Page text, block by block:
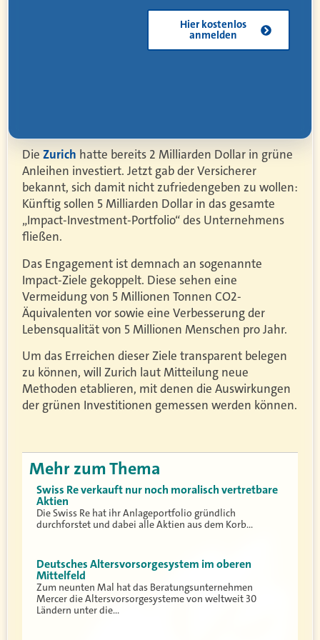
Kostenlos
herunterladen
Die Zurich hatte bereits 2 Milliarden Dollar in grüne
Anleihen investiert. Jetzt gab der Versicherer
bekannt, sich damit nicht zufriedengeben zu wollen:
Künftig sollen 5 Milliarden Dollar in das gesamte
„Impact-Investment-Portfolio“ des Unternehmens
fließen.
Das Engagement ist demnach an sogenannte
Impact-Ziele gekoppelt. Diese sehen eine
Vermeidung von 5 Millionen Tonnen CO2-
Äquivalenten vor sowie eine Verbesserung der
Lebensqualität von 5 Millionen Menschen pro Jahr.
Um das Erreichen dieser Ziele transparent belegen
zu können, will Zurich laut Mitteilung neue
Methoden etablieren, mit denen die Auswirkungen
der grünen Investitionen gemessen werden können.
Mehr zum Thema
Swiss Re verkauft nur noch moralisch vertretbare
Aktien
Die Swiss Re hat ihr Anlageportfolio gründlich
durchforstet und dabei alle Aktien aus dem Korb…
Deutsches Altersvorsorgesystem im oberen
Mittelfeld
Zum neunten Mal hat das Beratungsunternehmen
Mercer die Altersvorsorgesysteme von weltweit 30
Ländern unter die…